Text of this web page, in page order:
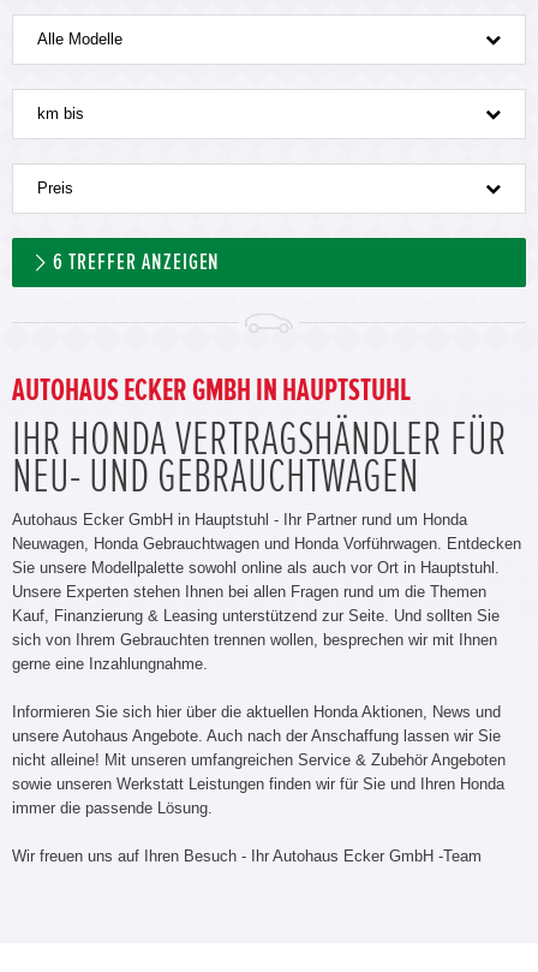
Alle Modelle
km bis
Preis
6 TREFFER ANZEIGEN
AUTOHAUS ECKER GMBH IN HAUPTSTUHL
IHR HONDA VERTRAGSHÄNDLER FÜR
NEU- UND GEBRAUCHTWAGEN
Autohaus Ecker GmbH in Hauptstuhl - Ihr Partner rund um Honda
Neuwagen, Honda Gebrauchtwagen und Honda Vorführwagen. Entdecken
Sie unsere Modellpalette sowohl online als auch vor Ort in Hauptstuhl.
Unsere Experten stehen Ihnen bei allen Fragen rund um die Themen
Kauf, Finanzierung & Leasing unterstützend zur Seite. Und sollten Sie
sich von Ihrem Gebrauchten trennen wollen, besprechen wir mit Ihnen
gerne eine Inzahlungnahme.
Informieren Sie sich hier über die aktuellen Honda Aktionen, News und
unsere Autohaus Angebote. Auch nach der Anschaffung lassen wir Sie
nicht alleine! Mit unseren umfangreichen Service & Zubehör Angeboten
sowie unseren Werkstatt Leistungen finden wir für Sie und Ihren Honda
immer die passende Lösung.
Wir freuen uns auf Ihren Besuch - Ihr Autohaus Ecker GmbH -Team